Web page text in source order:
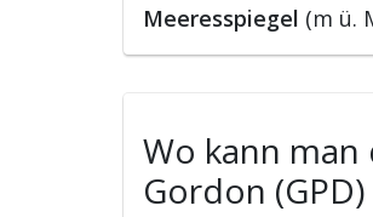
Meeresspiegel (m ü.
Wo kann
Gordon